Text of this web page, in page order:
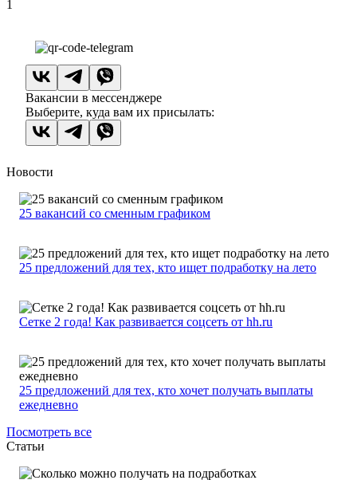
1
Вакансии в мессенджере
Выберите, куда вам их присылать:
Новости
25 вакансий со сменным графиком
25 предложений для тех, кто ищет подработку на лето
Сетке 2 года! Как развивается соцсеть от hh.ru
25 предложений для тех, кто хочет получать выплаты
ежедневно
Посмотреть все
Статьи